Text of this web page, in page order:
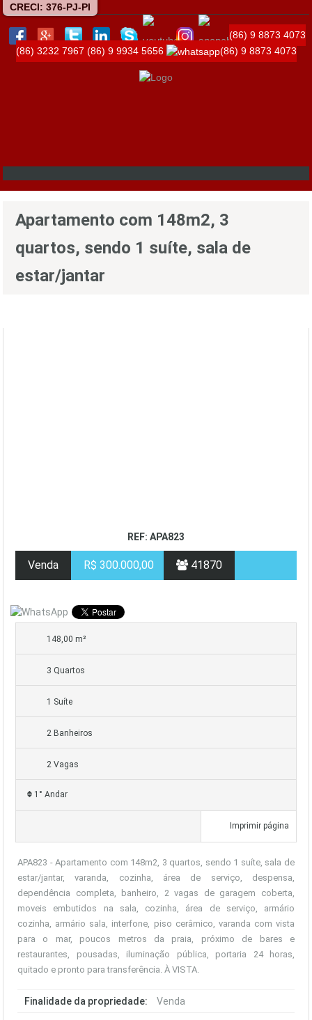
CRECI: 376-PJ-PI
(86) 9 8873 4073
(86) 3232 7967 (86) 9 9934 5656 (86) 9 8873 4073
Apartamento com 148m2, 3
quartos, sendo 1 suíte, sala de
estar/jantar
REF: APA823
Venda R$ 300.000,00 41870
148,00 m²
3 Quartos
1 Suíte
2 Banheiros
2 Vagas
1° Andar
Imprimir página
APA823 - Apartamento com 148m2, 3 quartos, sendo 1 suíte, sala de
estar/jantar, varanda, cozinha, área de serviço, despensa,
dependência completa, banheiro, 2 vagas de garagem coberta,
moveis embutidos na sala, cozinha, área de serviço, armário
cozinha, armário sala, interfone, piso cerâmico, varanda com vista
para o mar, poucos metros da praia, próximo de bares e
restaurantes, pousadas, iluminação pública, portaria 24 horas,
quitado e pronto para transferência. À VISTA.
Finalidade da propriedade: Venda